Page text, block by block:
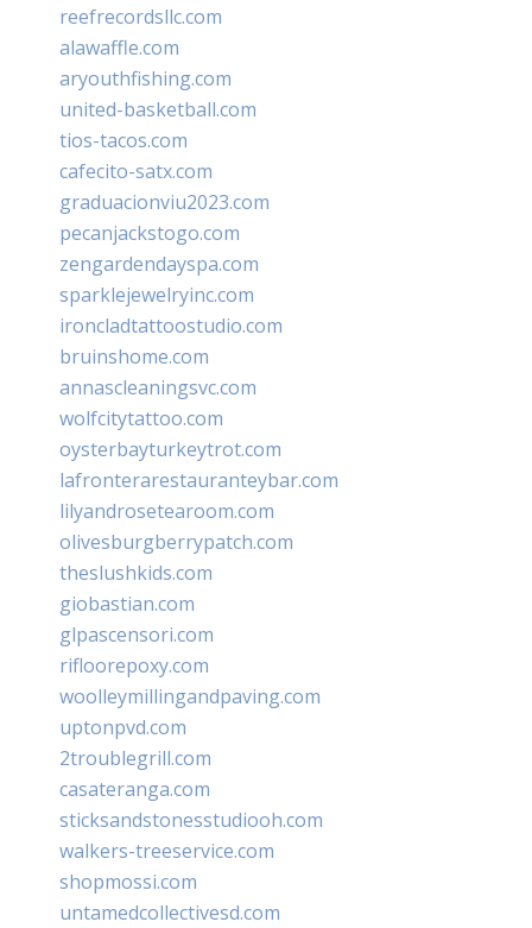
reefrecordsllc.com
alawaffle.com
aryouthfishing.com
united-basketball.com
tios-tacos.com
cafecito-satx.com
graduacionviu2023.com
pecanjackstogo.com
zengardendayspa.com
sparklejewelryinc.com
ironcladtattoostudio.com
bruinshome.com
annascleaningsvc.com
wolfcitytattoo.com
oysterbayturkeytrot.com
lafronterarestauranteybar.com
lilyandrosetearoom.com
olivesburgberrypatch.com
theslushkids.com
giobastian.com
glpascensori.com
rifloorepoxy.com
woolleymillingandpaving.com
uptonpvd.com
2troublegrill.com
casateranga.com
sticksandstonesstudiooh.com
walkers-treeservice.com
shopmossi.com
untamedcollectivesd.com